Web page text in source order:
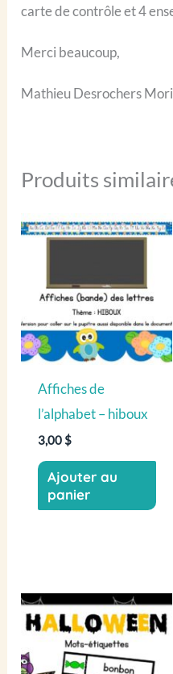
carte de contrôle et 4
Merci beaucoup,
Mathieu Desrochers
Produits
Affiches de
l’alphabet – hiboux
3,00 $
Ajouter au
panier